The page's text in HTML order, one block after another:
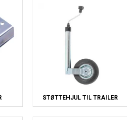
STØTTEHJUL TIL TRAILER